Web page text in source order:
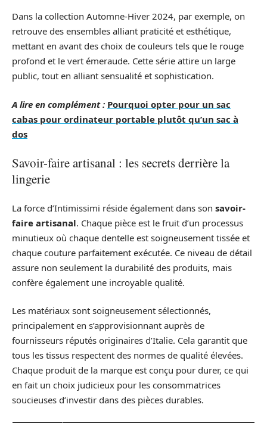
Dans la collection Automne-Hiver 2024, par exemple, on
retrouve des ensembles alliant praticité et esthétique,
mettant en avant des choix de couleurs tels que le rouge
profond et le vert émeraude. Cette série attire un large
public, tout en alliant sensualité et sophistication.
A lire en complément : Pourquoi opter pour un sac
cabas pour ordinateur portable plutôt qu’un sac à
dos
Savoir-faire artisanal : les secrets derrière la
lingerie
La force d’Intimissimi réside également dans son savoir-
faire artisanal. Chaque pièce est le fruit d’un processus
minutieux où chaque dentelle est soigneusement tissée et
chaque couture parfaitement exécutée. Ce niveau de détail
assure non seulement la durabilité des produits, mais
confère également une incroyable qualité.
Les matériaux sont soigneusement sélectionnés,
principalement en s’approvisionnant auprès de
fournisseurs réputés originaires d’Italie. Cela garantit que
tous les tissus respectent des normes de qualité élevées.
Chaque produit de la marque est conçu pour durer, ce qui
en fait un choix judicieux pour les consommatrices
soucieuses d’investir dans des pièces durables.